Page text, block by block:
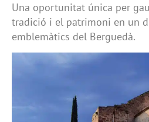
Una oportunitat única per
tradició i el patrimoni en un
emblemàtics del Berguedà.